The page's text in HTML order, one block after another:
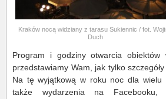
Kraków nocą widziany z tarasu Sukiennic / fot.
Duch
Program i godziny otwarcia
przedstawiamy Wam, jak tylko
Na tę wyjątkową w roku noc dla wielu
także wydarzenia na